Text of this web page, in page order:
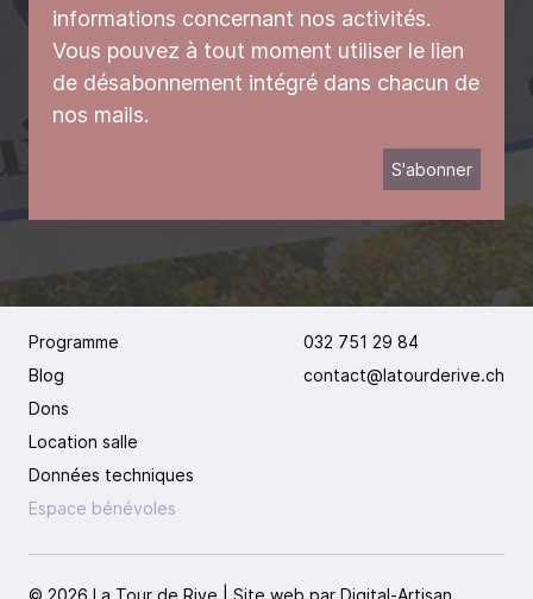
informations concernant nos activités.
Vous pouvez à tout moment utiliser le lien
de désabonnement intégré dans chacun de
nos mails.
Programme
Blog
Dons
Location salle
Données techniques
Espace bénévoles
032 751 29 84
contact@latourderive.ch
© 2026 La Tour de Rive | Site web par Digital-Artisan